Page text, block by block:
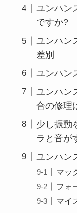
ユンハン
ですか?
ユンハン
差別
ユンハン
ユンハン
合の修理
少し振動
ラと音が
ユンハン
マッ
フォ
マイ